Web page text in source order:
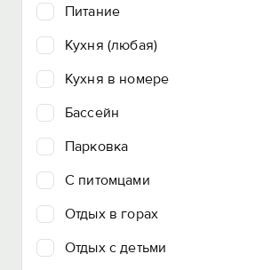
Питание
Кухня (любая)
Кухня в номере
Бассейн
Парковка
C питомцами
Отдых в горах
Отдых с детьми